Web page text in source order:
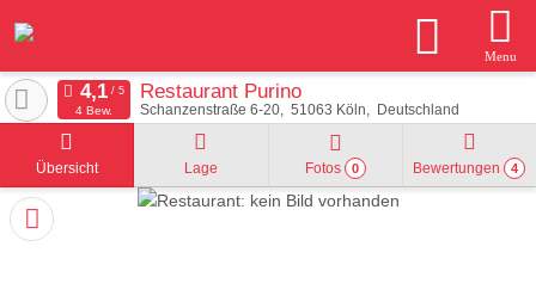
Menu
Restaurant Purino
Schanzenstraße 6-20 51063 Köln Deutschland
4 Bew.
Übersicht Lage Fotos 0 Bewertungen 4